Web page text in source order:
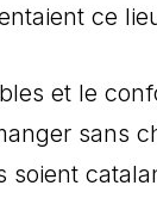
ce
et le
sans